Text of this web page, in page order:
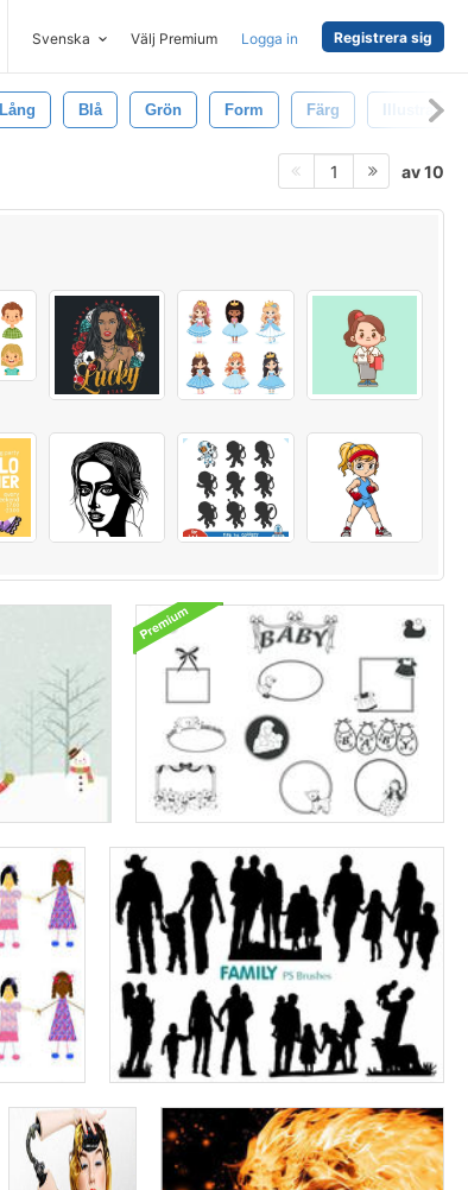
Svenska Välj Premium Logga in Registrera sig
Lång Blå Grön Form Färg Illustration
1 av 10